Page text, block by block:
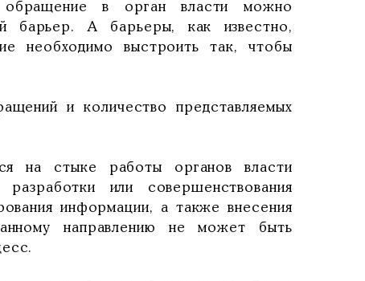
в орган власти можно
барьер. А барьеры, как известно,
необходимо выстроить так, чтобы
и количество представляемых
на стыке работы органов власти
или совершенствования
информации, а также внесения
направлению не может быть